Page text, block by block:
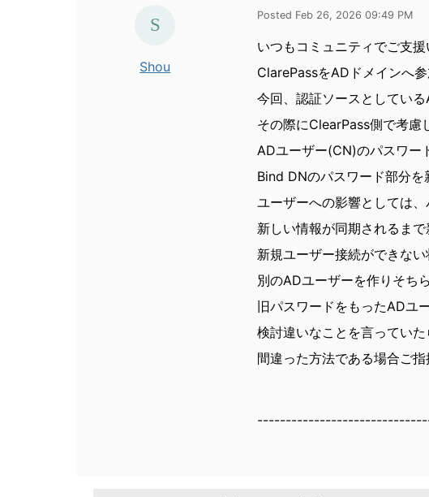
Shou
Posted Feb 26, 2026 09:49 PM
いつもコミュニティでご支
ClarePassをADドメインへ
今回、認証ソースとしてい
その際にClearPass側で考慮
ADユーザー(CN)のパスワー
Bind DNのパスワード部分を
ユーザーへの影響としては
新しい情報が同期されるま
新規ユーザー接続ができな
別のADユーザーを作りそち
旧パスワードをもったADユ
検討違いなことを言っていた
間違った方法である場合ご